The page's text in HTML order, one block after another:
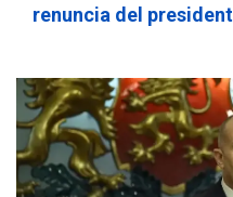
renuncia del